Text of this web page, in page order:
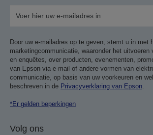
Door uw e-mailadres op te geven, stemt u in met
marketingcommunicatie, waaronder het uitvoeren
en enquêtes, over producten, evenementen,
van Epson via e-mail of andere vormen van
communicatie, op basis van uw voorkeuren en
beschreven in de Privacyverklaring van Epson.
*Er gelden beperkingen
Volg ons